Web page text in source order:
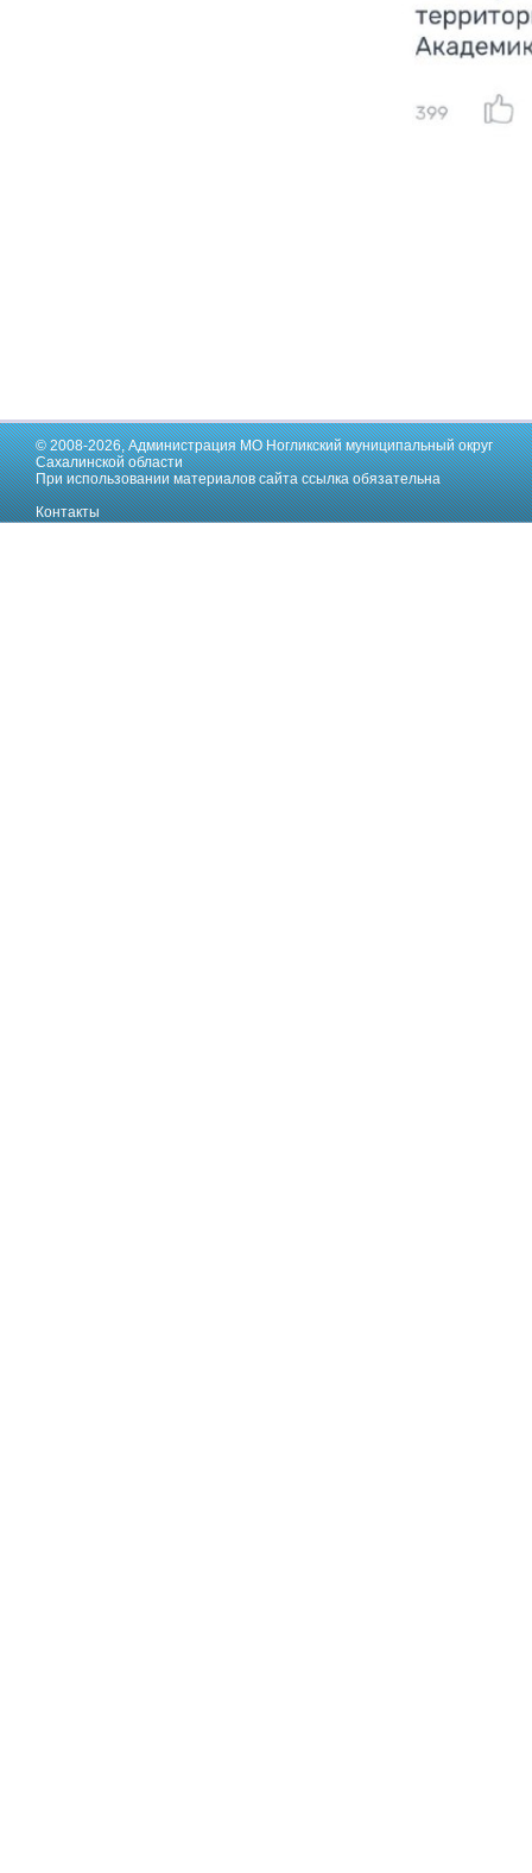
© 2008-2026,Администрация МО Ногликский муниципальный округ
Сахалинской области
При использовании материалов сайта ссылка обязательна
Контакты